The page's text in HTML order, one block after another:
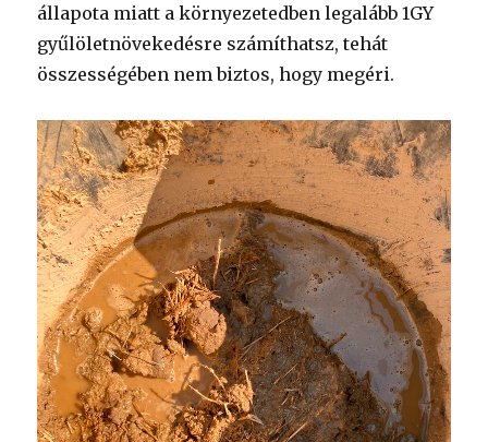
állapota miatt a környezetedben legalább 1GY
gyűlöletnövekedésre számíthatsz, tehát
összességében nem biztos, hogy megéri.